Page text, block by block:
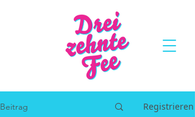
Beitrag Registrieren